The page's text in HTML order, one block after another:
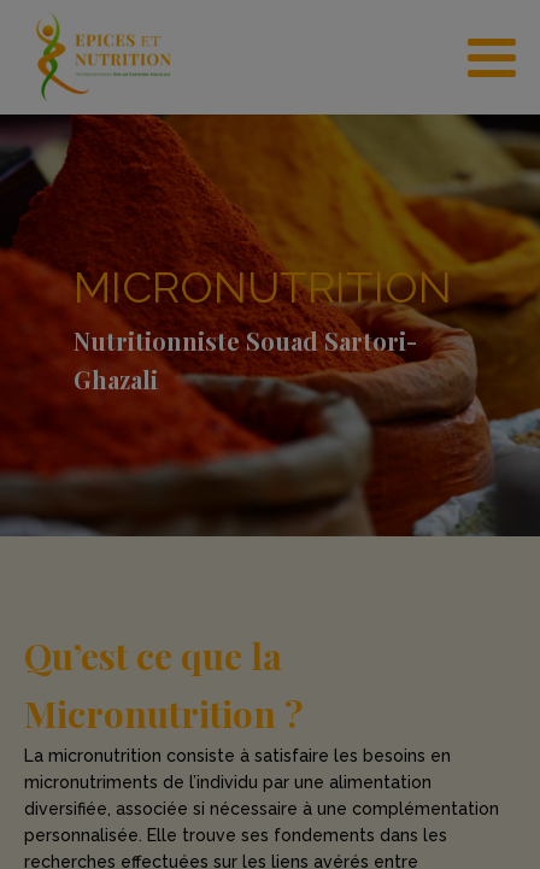
MICRONUTRITION
Nutritionniste Souad Sartori-
Ghazali
Qu’est ce que la
Micronutrition ?
La micronutrition consiste à satisfaire les besoins en
micronutriments de l’individu par une alimentation
diversifiée, associée si nécessaire à une complémentation
personnalisée. Elle trouve ses fondements dans les
recherches effectuées sur les liens avérés entre